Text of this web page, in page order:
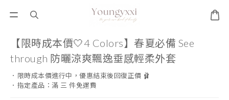
【限時成本價🤍4 Colors】春夏必備 See
through 防曬涼爽飄逸垂感輕柔外套
．限時成本價進行中，優惠結束後回復正價 🩰
．指定產品：滿 三 件免運費